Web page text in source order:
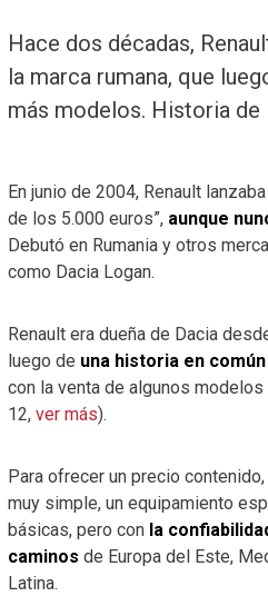
Hace dos décadas,
la marca rumana, que
más modelos. Historia
En junio de 2004, Renault
de los 5.000 euros”, aunque
Debutó en Rumania y otros
como Dacia Logan.
Renault era dueña de Dacia
luego de una historia en
con la venta de algunos
12, ver más).
Para ofrecer un precio
muy simple, un equipamiento
básicas, pero con la
caminos de Europa del Este,
Latina.